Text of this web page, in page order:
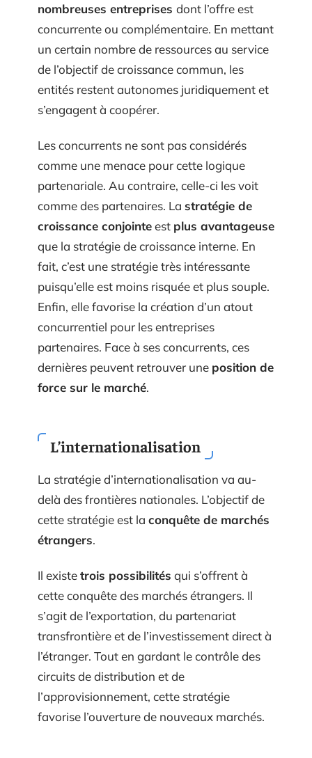
nombreuses entreprises dont l’offre est
concurrente ou complémentaire. En mettant
un certain nombre de ressources au service
de l’objectif de croissance commun, les
entités restent autonomes juridiquement et
s’engagent à coopérer.
Les concurrents ne sont pas considérés
comme une menace pour cette logique
partenariale. Au contraire, celle-ci les voit
comme des partenaires. La stratégie de
croissance conjointeest plus avantageuse
que la stratégie de croissance interne. En
fait, c’est une stratégie très intéressante
puisqu’elle est moins risquée et plus souple.
Enfin, elle favorise la création d’un atout
concurrentiel pour les entreprises
partenaires. Face à ses concurrents, ces
dernières peuvent retrouver une position de
force sur le marché.
L’internationalisation
La stratégie d’internationalisation va au-
delà des frontières nationales. L’objectif de
cette stratégie est la conquête de marchés
étrangers.
Il existetrois possibilités qui s’offrent à
cette conquête des marchés étrangers. Il
s’agit de l’exportation, du partenariat
transfrontière et de l’investissement direct à
l’étranger. Tout en gardant le contrôle des
circuits de distribution et de
l’approvisionnement, cette stratégie
favorise l’ouverture de nouveaux marchés.